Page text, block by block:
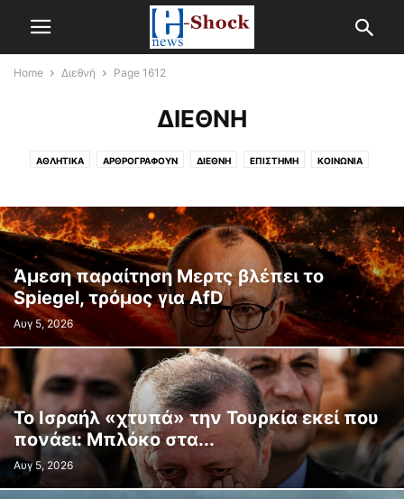
Home Διεθνή Page 1612
ΔΙΕΘΝΉ
ΑΘΛΗΤΙΚΆ ΑΡΘΡΟΓΡΑΦΟΎΝ ΔΙΕΘΝΉ ΕΠΙΣΤΉΜΗ ΚΟΙΝΩΝΊΑ
ΠΡΩΤΟΣΈΛΙΔΟ
Άμεση παραίτηση Mερτς βλέπει το
Spiegel, τρόμος για AfD
Αυγ 5, 2026
Το Ισραήλ «χτυπά» την Τουρκία εκεί που
πονάει: Μπλόκο στα...
Αυγ 5, 2026